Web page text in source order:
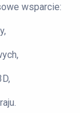
wsparcie: